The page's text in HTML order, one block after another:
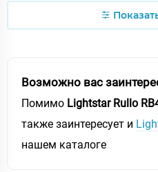
Возможно вас
Помимо Lightstar Rullo
также заинтересует и
нашем каталоге